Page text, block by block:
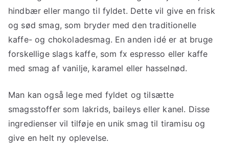
hindbær eller mango til fyldet. Dette vil give en frisk
og sød smag, som bryder med den traditionelle
kaffe- og chokoladesmag. En anden idé er at bruge
forskellige slags kaffe, som fx espresso eller kaffe
med smag af vanilje, karamel eller hasselnød.
Man kan også lege med fyldet og tilsætte
smagsstoffer som lakrids, baileys eller kanel. Disse
ingredienser vil tilføje en unik smag til tiramisu og
give en helt ny oplevelse.